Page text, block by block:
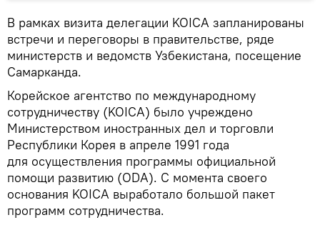
В рамках визита делегации KOICA запланированы
встречи и переговоры в правительстве, ряде
министерств и ведомств Узбекистана, посещение
Самарканда.
Корейское агентство по международному
сотрудничеству (KOICA) было учреждено
Министерством иностранных дел и торговли
Республики Корея в апреле 1991 года
для осуществления программы официальной
помощи развитию (ODA). С момента своего
основания KOICA выработало большой пакет
программ сотрудничества.